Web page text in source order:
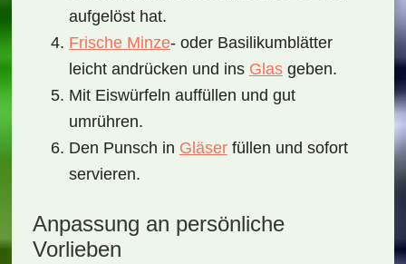
aufgelöst hat.
Frische Minze- oder Basilikumblätter
leicht andrücken und ins Glasgeben.
Mit Eiswürfeln auffüllen und gut
umrühren.
Den Punsch in Gläserfüllen und sofort
servieren.
Anpassung an persönliche
Vorlieben